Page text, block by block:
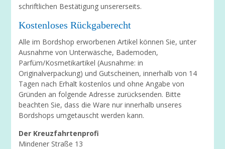
schriftlichen Bestätigung unsererseits.
Kostenloses Rückgaberecht
Alle im Bordshop erworbenen Artikel können Sie, unter
Ausnahme von Unterwäsche, Bademoden,
Parfüm/Kosmetikartikel (Ausnahme: in
Originalverpackung) und Gutscheinen, innerhalb von 14
Tagen nach Erhalt kostenlos und ohne Angabe von
Gründen an folgende Adresse zurücksenden. Bitte
beachten Sie, dass die Ware nur innerhalb unseres
Bordshops umgetauscht werden kann.
Der Kreuzfahrtenprofi
Mindener Straße 13